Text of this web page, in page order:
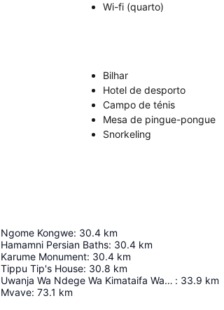
Wi-fi (quarto)
Bilhar
Hotel de desporto
Campo de ténis
Mesa de pingue-pongue
Snorkeling
Ngome Kongwe: 30.4 km
Hamamni Persian Baths: 30.4 km
Karume Monument: 30.4 km
Tippu Tip's House: 30.8 km
Uwanja Wa Ndege Wa Kimataifa Wa Abeid Amani Karume : 33.9 km
Mvave: 73.1 km